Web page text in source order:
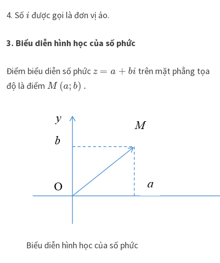
4. Số i được gọi là đơn vị ảo.
3. Biểu diễn hình học của số phức
Điểm biểu diễn số phức z = a + bi trên mặt phẳng tọa
độ là điểm M (a; b) .
Biểu diễn hình học của số phức